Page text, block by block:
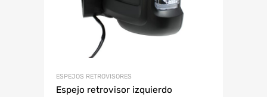
ESPEJOS RETROVISORES
Espejo retrovisor izquierdo